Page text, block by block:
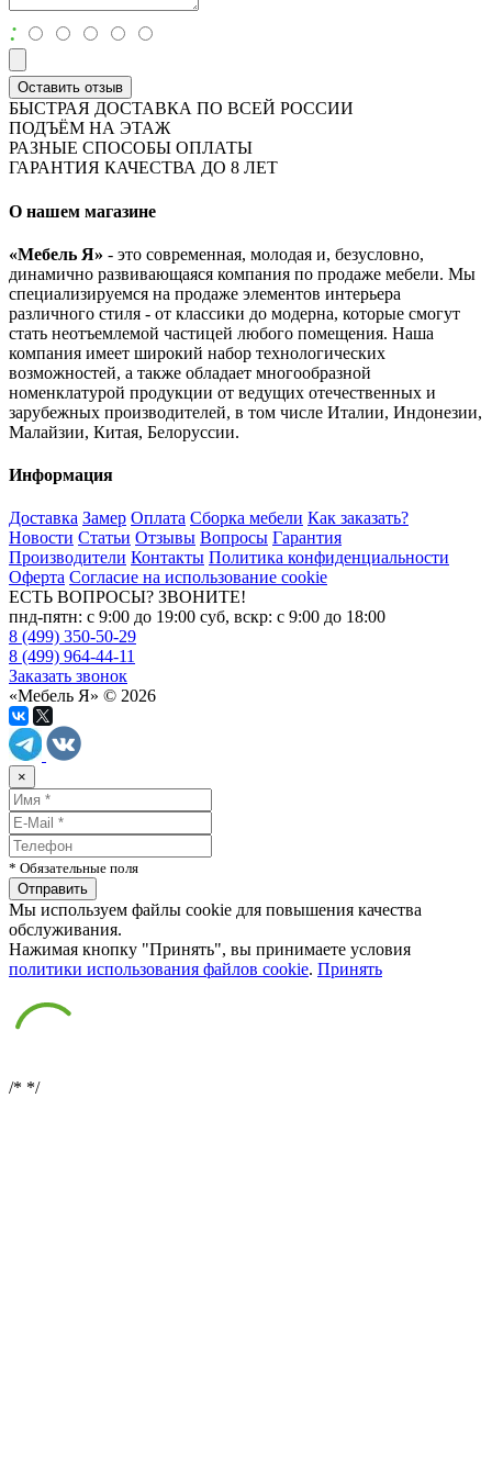
:
Оставить отзыв
БЫСТРАЯ ДОСТАВКА ПО ВСЕЙ РОССИИ
ПОДЪЁМ НА ЭТАЖ
РАЗНЫЕ СПОСОБЫ ОПЛАТЫ
ГАРАНТИЯ КАЧЕСТВА ДО 8 ЛЕТ
О нашем магазине
«Мебель Я» - это современная, молодая и, безусловно,
динамично развивающаяся компания по продаже мебели. Мы
специализируемся на продаже элементов интерьера
различного стиля - от классики до модерна, которые смогут
стать неотъемлемой частицей любого помещения. Наша
компания имеет широкий набор технологических
возможностей, а также обладает многообразной
номенклатурой продукции от ведущих отечественных и
зарубежных производителей, в том числе Италии, Индонезии,
Малайзии, Китая, Белоруссии.
Информация
Доставка Замер Оплата Сборка мебели Как заказать?
Новости Статьи Отзывы Вопросы Гарантия
Производители Контакты Политика конфиденциальности
Оферта Согласие на использование cookie
ЕСТЬ ВОПРОСЫ? ЗВОНИТЕ!
пнд-пятн: с 9:00 до 19:00 суб, вскр: с 9:00 до 18:00
8 (499) 350-50-29
8 (499) 964-44-11
Заказать звонок
«Мебель Я» © 2026
×
* Обязательные поля
Мы используем файлы cookie для повышения качества
обслуживания.
Нажимая кнопку "Принять", вы принимаете условия
политики использования файлов cookie. Принять
/* */